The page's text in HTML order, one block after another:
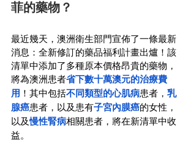
菲的藥物？
最近幾天，澳洲衛生部門宣佈了一條最新
消息：全新修訂的藥品福利計畫出爐！該
清單中添加了多種原本價格昂貴的藥物，
將為澳洲患者省下數十萬澳元的治療費
用 ！其中包括不同類型的心肌病患者， 乳
腺癌患者，以及患有子宮內膜癌的女性，
以及慢性腎病相關患者，將在新清單中收
益。